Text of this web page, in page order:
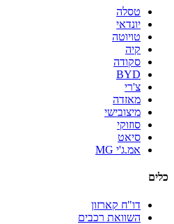
טסלה
יונדאי
טויוטה
קיה
סקודה
BYD
צ'רי
מאזדה
מיצובישי
סוזוקי
סיאט
אמ.ג'י MG
כלים
דו"ח קארזון
השוואת רכבים